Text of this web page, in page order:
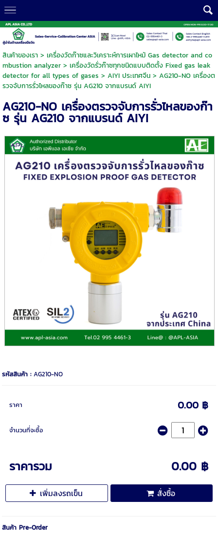
สินค้าของเรา> เครื่องวัดก๊าซและวิเคราะห์การเผาไหม้ Gas detector and co
mbustion analyzer> เครื่องวัดรั่วก๊าซทุกชนิดแบบติดตั้ง Fixed gas leak
detector for all types of gases > AIYI ประเทศจีน> AG210-NO เครื่องต
รวจจับการรั่วไหลของก๊าซ รุ่น AG210 จากแบรนด์ AIYI
AG210-NO เครื่องตรวจจับการรั่วไหลของก๊า
ซ รุ่น AG210 จากแบรนด์ AIYI
รหัสสินค้า :AG210-NO
ราคา 0.00 ฿
จำนวนที่จะซื้อ
ราคารวม 0.00 ฿
เพิ่มลงรถเข็น สั่งซื้อ
สินค้า Pre-Order